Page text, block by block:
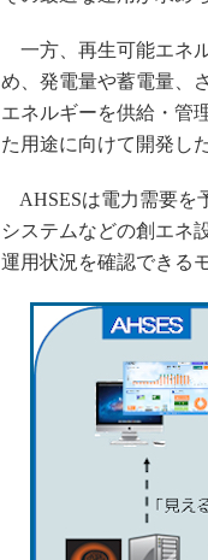
一方、再生可能エネ
め、発電量や蓄電量、
エネルギーを供給・管
た用途に向けて開発し
AHSESは電力需要を
システムなどの創エネ
運用状況を確認できる